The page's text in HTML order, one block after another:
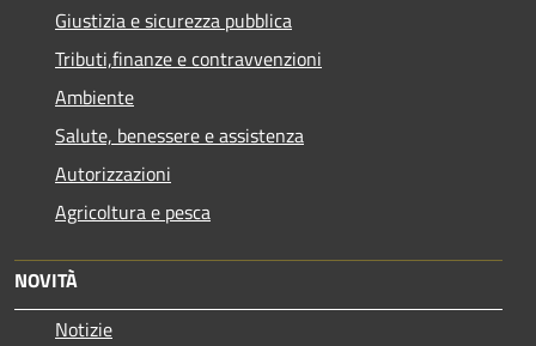
Giustizia e sicurezza pubblica
Tributi,finanze e contravvenzioni
Ambiente
Salute, benessere e assistenza
Autorizzazioni
Agricoltura e pesca
NOVITÀ
Notizie